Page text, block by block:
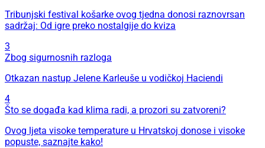
Tribunjski festival košarke ovog tjedna donosi raznovrsan
sadržaj: Od igre preko nostalgije do kviza
3
Zbog sigurnosnih razloga
Otkazan nastup Jelene Karleuše u vodičkoj Haciendi
4
Što se događa kad klima radi, a prozori su zatvoreni?
Ovog ljeta visoke temperature u Hrvatskoj donose i visoke
popuste, saznajte kako!